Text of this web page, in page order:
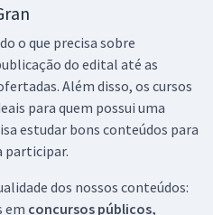
o que precisa sobre
do edital até as
Além disso, os cursos
para quem possui uma
estudar bons conteúdos para
participar.
dos nossos conteúdos:
em concursos públicos,